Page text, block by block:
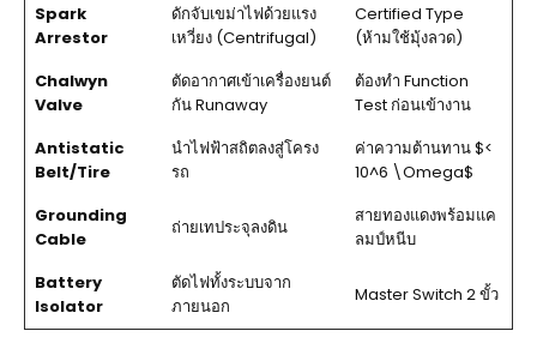
Spark
Arrestor
ดักจับเขม่าไฟด้วยแรง
เหวี่ยง (Centrifugal)
Certified Type
(ห้ามใช้มุ้งลวด)
Chalwyn
Valve
ตัดอากาศเข้าเครื่องยนต์
กัน Runaway
ต้องทำ Function
Test ก่อนเข้างาน
Antistatic
Belt/Tire
นำไฟฟ้าสถิตลงสู่โครง
รถ
ค่าความต้านทาน $<
10^6 \Omega$
Grounding
Cable
ถ่ายเทประจุลงดิน
สายทองแดงพร้อมแค
ลมป์หนีบ
Battery
Isolator
ตัดไฟทั้งระบบจาก
ภายนอก
Master Switch 2 ขั้ว